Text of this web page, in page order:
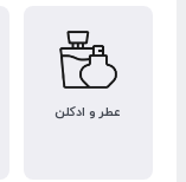
عطر و ادکلن